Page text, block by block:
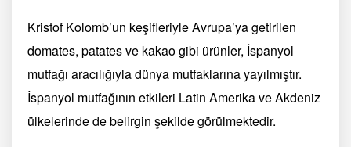
Kristof Kolomb’un keşifleriyle Avrupa’ya getirilen
domates, patates ve kakao gibi ürünler, İspanyol
mutfağı aracılığıyla dünya mutfaklarına yayılmıştır.
İspanyol mutfağının etkileri Latin Amerika ve Akdeniz
ülkelerinde de belirgin şekilde görülmektedir.